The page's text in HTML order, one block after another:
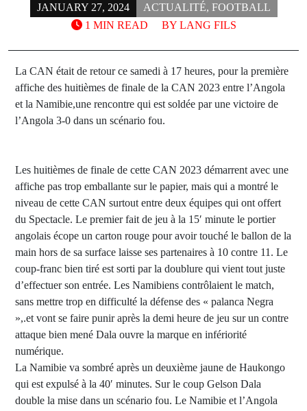
JANUARY 27, 2024 ACTUALITÉ, FOOTBALL
BY LANG FILS
1 MIN READ
La CAN était de retour ce samedi à 17 heures, pour la première
affiche des huitièmes de finale de la CAN 2023 entre l’Angola
et la Namibie,une rencontre qui est soldée par une victoire de
l’Angola 3-0 dans un scénario fou.
Les huitièmes de finale de cette CAN 2023 démarrent avec une
affiche pas trop emballante sur le papier, mais qui a montré le
niveau de cette CAN surtout entre deux équipes qui ont offert
du Spectacle. Le premier fait de jeu à la 15′ minute le portier
angolais écope un carton rouge pour avoir touché le ballon de la
main hors de sa surface laisse ses partenaires à 10 contre 11. Le
coup-franc bien tiré est sorti par la doublure qui vient tout juste
d’effectuer son entrée. Les Namibiens contrôlaient le match,
sans mettre trop en difficulté la défense des « palanca Negra
»,.et vont se faire punir après la demi heure de jeu sur un contre
attaque bien mené Dala ouvre la marque en infériorité
numérique.
La Namibie va sombré après un deuxième jaune de Haukongo
qui est expulsé à la 40′ minutes. Sur le coup Gelson Dala
double la mise dans un scénario fou. Le Namibie et l’Angola